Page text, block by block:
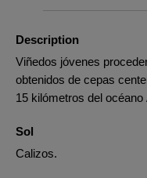
Description
Viñedos jóvenes
obtenidos de cepas
15 kilómetros del océano
Sol
Calizos.